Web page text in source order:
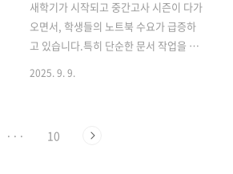
리아이자립펀드란?우리아이자립펀드는
정부가 준비 중인 미성년 아동·청소년의
자산 형성 지원을 위한 정책형 펀드입니
새학기가 시작되고 중간고사 시즌이 다가
오면서, 학생들의 노트북 수요가 급증하
고 있습니다.특히 단순한 문서 작업을 넘
필기 가능한 터치스크린 노트북 중에서도
2025. 9. 9.
··· 10